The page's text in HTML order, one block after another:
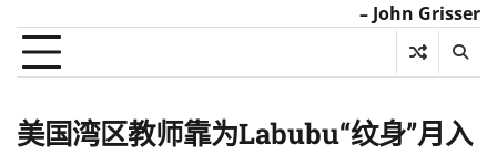
– John Grisser
美国湾区教师靠为Labubu“纹身”月入